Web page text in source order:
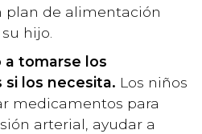
plan de alimentación
hijo.
a tomarse los
los necesita. Los niños
medicamentos para
arterial, ayudar a